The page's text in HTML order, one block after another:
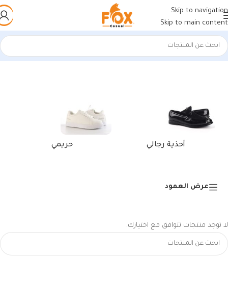
Skip to navigation
Skip to main content
الرئيسية/منتجات تحت الوسم “كوتش فيتنامي إيزي أسود”
أحذية رجالي حريمي
عرض العمود
لا توجد منتجات تتوافق مع اختيارك.